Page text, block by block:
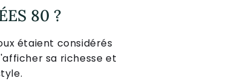
80 ?
étaient considérés
sa richesse et